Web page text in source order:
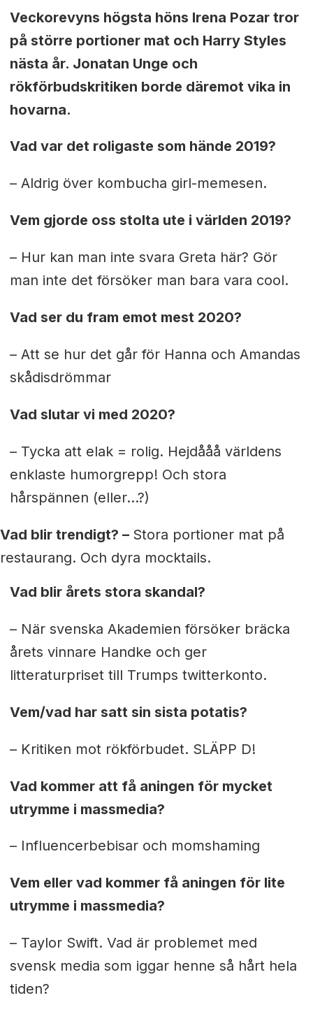
Veckorevyns högsta höns Irena Pozar tror
på större portioner mat och Harry Styles
nästa år. Jonatan Unge och
rökförbudskritiken borde däremot vika in
hovarna.
Vad var det roligaste som hände 2019?
– Aldrig över kombucha girl-memesen.
Vem gjorde oss stolta ute i världen 2019?
– Hur kan man inte svara Greta här? Gör
man inte det försöker man bara vara cool.
Vad ser du fram emot mest 2020?
– Att se hur det går för Hanna och Amandas
skådisdrömmar
Vad slutar vi med 2020?
– Tycka att elak = rolig. Hejdååå världens
enklaste humorgrepp! Och stora
hårspännen (eller...?)
Vad blir trendigt? – Stora portioner mat på
restaurang. Och dyra mocktails.
Vad blir årets stora skandal?
– När svenska Akademien försöker bräcka
årets vinnare Handke och ger
litteraturpriset till Trumps twitterkonto.
Vem/vad har satt sin sista potatis?
– Kritiken mot rökförbudet. SLÄPP D!
Vad kommer att få aningen för mycket
utrymme i massmedia?
– Influencerbebisar och momshaming
Vem eller vad kommer få aningen för lite
utrymme i massmedia?
– Taylor Swift. Vad är problemet med
svensk media som iggar henne så hårt hela
tiden?